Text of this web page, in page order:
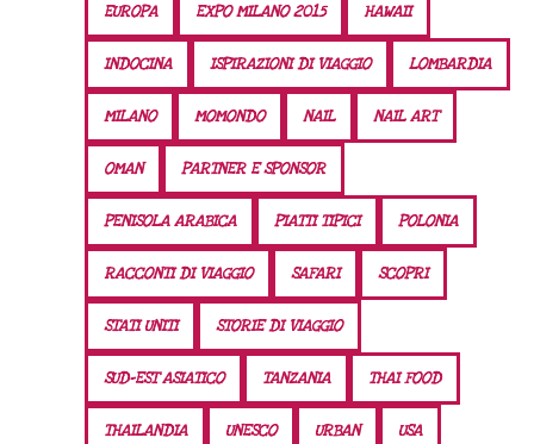
EUROPA EXPO MILANO 2015 HAWAII
INDOCINA ISPIRAZIONI DI VIAGGIO LOMBARDIA
MILANO MOMONDO NAIL NAIL ART
OMAN PARTNER E SPONSOR
PENISOLA ARABICA PIATTI TIPICI POLONIA
RACCONTI DI VIAGGIO SAFARI SCOPRI
STATI UNITI STORIE DI VIAGGIO
SUD-EST ASIATICO TANZANIA THAI FOOD
THAILANDIA UNESCO URBAN USA